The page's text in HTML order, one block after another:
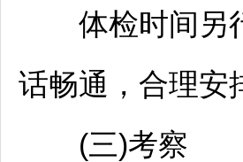
体检时间另行
话畅通，合理安
(三)考察